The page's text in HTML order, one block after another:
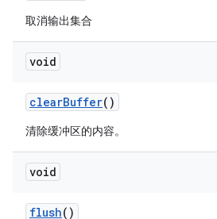
取消输出集合
void
clearBuffer()
清除缓冲区的内容。
void
flush()